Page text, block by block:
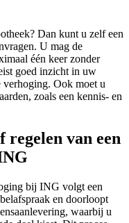
Dan kunt u zelf een
U mag de
één keer zonder
goed inzicht in uw
verhoging. Ook moet u
zoals een kennis- en
regelen van een
bij ING volgt een
en doorloopt
waarbij u